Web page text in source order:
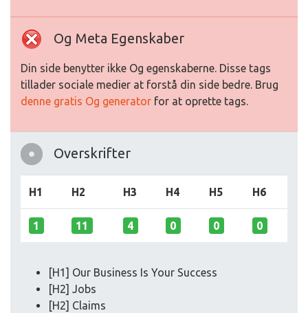
Og Meta Egenskaber
Din side benytter ikke Og egenskaberne. Disse tags
tillader sociale medier at forstå din side bedre. Brug
denne gratis Og generator for at oprette tags.
Overskrifter
H1 H2 H3 H4 H5 H6
1 11 4 0 0 0
[H1] Our Business Is Your Success
[H2] Jobs
[H2] Claims